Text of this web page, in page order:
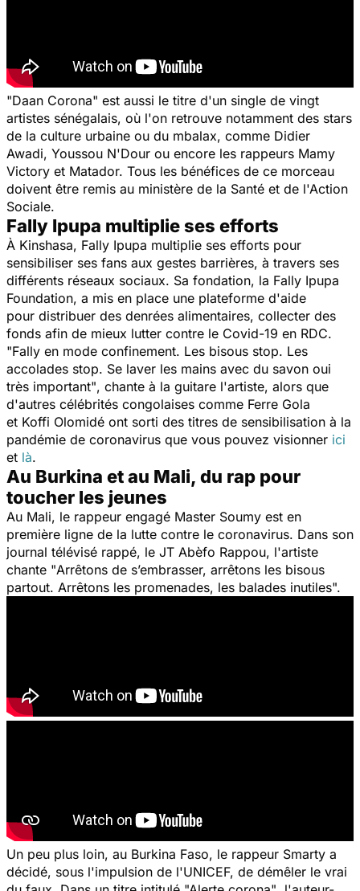
"Daan Corona" est aussi le titre d'un single de vingt
artistes sénégalais, où l'on retrouve notamment des stars
de la culture urbaine ou du mbalax, comme Didier
Awadi, Youssou N'Dour ou encore les rappeurs Mamy
Victory et Matador. Tous les bénéfices de ce morceau
doivent être remis au ministère de la Santé et de l'Action
Sociale.
Fally Ipupa multiplie ses efforts
À Kinshasa, Fally Ipupa multiplie ses efforts pour
sensibiliser ses fans aux gestes barrières, à travers ses
différents réseaux sociaux. Sa fondation, la Fally Ipupa
Foundation, a mis en place une plateforme d'aide
pour distribuer des denrées alimentaires, collecter des
fonds afin de mieux lutter contre le Covid-19 en RDC.
"Fally en mode confinement. Les bisous stop. Les
accolades stop. Se laver les mains avec du savon oui
très important", chante à la guitare l'artiste, alors que
d'autres célébrités congolaises comme Ferre Gola
et Koffi Olomidé ont sorti des titres de sensibilisation à la
pandémie de coronavirus que vous pouvez visionner ici
et là.
Au Burkina et au Mali, du rap pour
toucher les jeunes
Au Mali, le rappeur engagé Master Soumy est en
première ligne de la lutte contre le coronavirus. Dans son
journal télévisé rappé, le JT Abèfo Rappou, l'artiste
chante "Arrêtons de s’embrasser, arrêtons les bisous
partout. Arrêtons les promenades, les balades inutiles".
Un peu plus loin, au Burkina Faso, le rappeur Smarty a
décidé, sous l'impulsion de l'UNICEF, de démêler le vrai